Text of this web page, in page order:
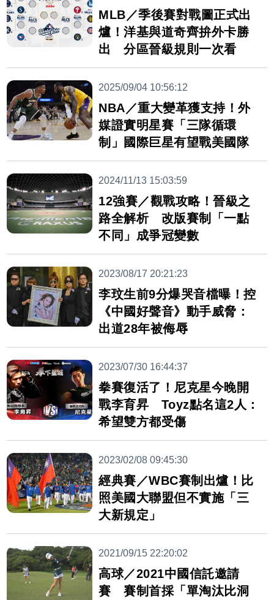
MLB／季後賽對戰圖正式出
爐！洋基與道奇齊拚外卡勝
出 分區晉級規則一次看
2025/09/04 10:56:12
NBA／重大變革獲支持！外
媒證實明星賽「三隊循環
制」國際巨星有望戰美國隊
2024/11/13 15:03:59
12強賽／觀戰攻略！晉級之
路全解析 改版賽制「一點
不同」成爭冠變數
2023/08/17 20:21:23
李玟生前9分爆哭音檔曝！控
《中國好聲音》動手威脅：
出道28年被侮辱
2023/07/30 16:44:37
拳賽復活了！尼克星今晚開
戰李育昇 Toyz點名這2人：
希望雙方都受傷
2023/02/08 09:45:30
經典賽／WBC賽制出爐！比
照美國大聯盟但不實施「三
大新規定」
2021/09/15 22:20:02
高球／2021中國信託邀請
賽 賽制首採「單淘汰比洞